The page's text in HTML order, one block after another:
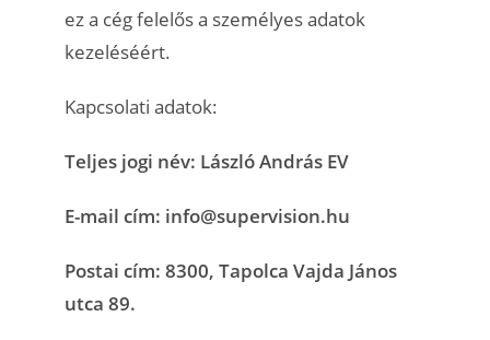
ez a cég felelős a személyes adatok
kezeléséért.
Kapcsolati adatok:
Teljes jogi név: László András EV
E-mail cím: info@supervision.hu
Postai cím: 8300, Tapolca Vajda János
utca 89.